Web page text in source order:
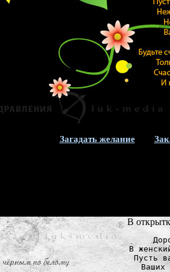
Загадать желание
В
В
Пусть
Ваших